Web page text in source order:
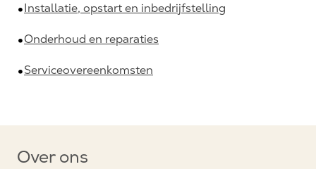
Installatie, opstart en inbedrijfstelling
Onderhoud en reparaties
Serviceovereenkomsten
Over ons